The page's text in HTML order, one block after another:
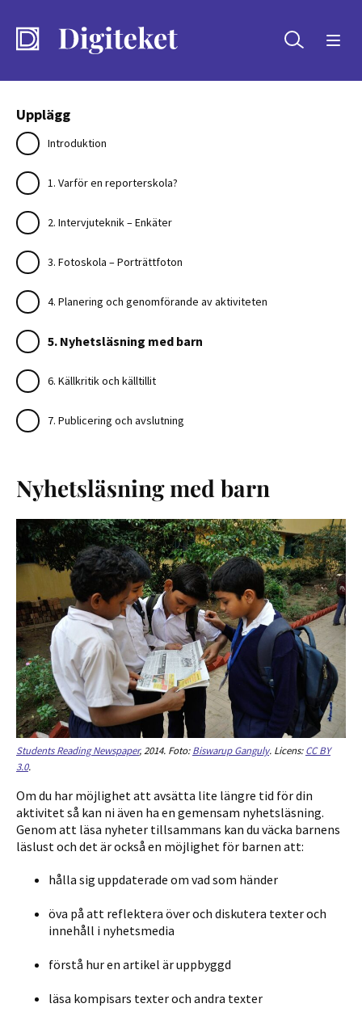
Sök
Upplägg
Introduktion
1. Varför en reporterskola?
2. Intervjuteknik – Enkäter
3. Fotoskola – Porträttfoton
4. Planering och genomförande av aktiviteten
5. Nyhetsläsning med barn
6. Källkritik och källtillit
7. Publicering och avslutning
Nyhetsläsning med barn
Students Reading Newspaper, 2014. Foto:Biswarup Ganguly. Licens:CC BY
3.0.
Om du har möjlighet att avsätta lite längre tid för din
aktivitet så kan ni även ha en gemensam nyhetsläsning.
Genom att läsa nyheter tillsammans kan du väcka barnens
läslust och det är också en möjlighet för barnen att:
hålla sig uppdaterade om vad som händer
öva på att reflektera över och diskutera texter och
innehåll i nyhetsmedia
förstå hur en artikel är uppbyggd
läsa kompisars texter och andra texter